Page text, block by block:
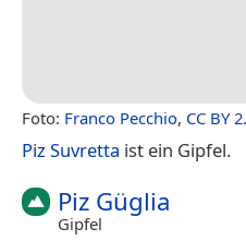
Foto: Franco Pecchio, CC BY
Piz Suvretta ist ein Gipfel.
Piz Güglia
Gipfel